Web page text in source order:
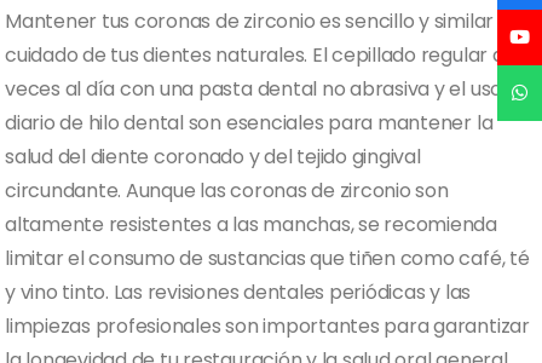
Mantener tus coronas de zirconio es sencillo y similar al
cuidado de tus dientes naturales. El cepillado regular dos
veces al día con una pasta dental no abrasiva y el uso
diario de hilo dental son esenciales para mantener la
salud del diente coronado y del tejido gingival
circundante. Aunque las coronas de zirconio son
altamente resistentes a las manchas, se recomienda
limitar el consumo de sustancias que tiñen como café, té
y vino tinto. Las revisiones dentales periódicas y las
limpiezas profesionales son importantes para garantizar